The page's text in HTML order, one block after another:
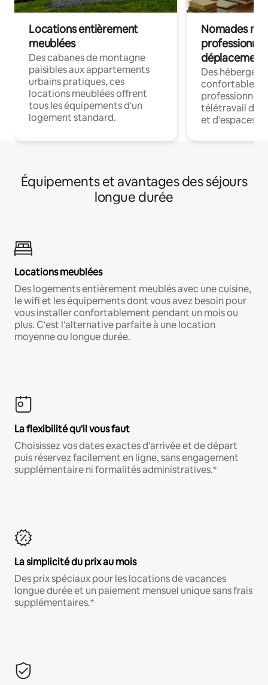
Locations entièrement
meublées
Des cabanes de montagne
paisibles aux appartements
urbains pratiques, ces
locations meublées offrent
tous les équipements d'un
logement standard.
Nomades
déplacement
Des
confortables
professionnels
télétravail
et d'espaces
Équipements et avantages des séjours
longue durée
Locations meublées
Des logements entièrement meublés avec une cuisine,
le wifi et les équipements dont vous avez besoin pour
vous installer confortablement pendant un mois ou
plus. C'est l'alternative parfaite à une location
moyenne ou longue durée.
La flexibilité qu'il vous faut
Choisissez vos dates exactes d'arrivée et de départ
puis réservez facilement en ligne, sans engagement
supplémentaire ni formalités administratives.*
La simplicité du prix au mois
Des prix spéciaux pour les locations de vacances
longue durée et un paiement mensuel unique sans frais
supplémentaires.*